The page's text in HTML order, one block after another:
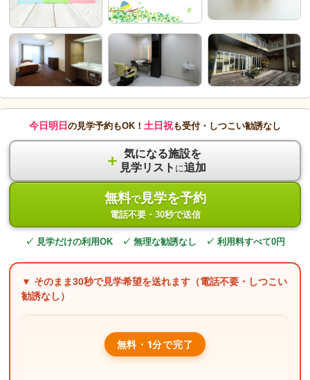
今日明日 の見学予約もOK！ 土日祝も受付・しつこい勧誘なし
＋ 気になる施設を
見学リスト に追加
無料で見学を予約
電話不要・30秒で送信
✓ 見学だけの利用OK ✓ 無理な勧誘なし ✓ 利用料すべて0円
▼ そのまま30秒で見学希望を送れます（電話不要・しつこい
勧誘なし）
無料・1分で完了